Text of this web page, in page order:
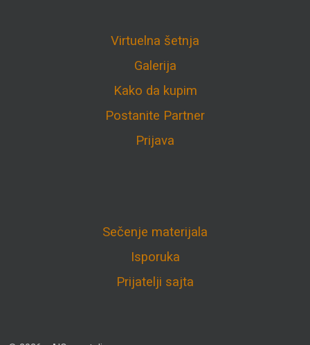
Virtuelna šetnja
Galerija
Kako da kupim
Postanite Partner
Prijava
Sečenje materijala
Isporuka
Prijatelji sajta